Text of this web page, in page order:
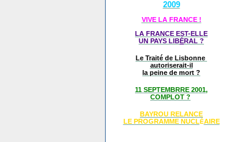
2009
VIVE LA FRANCE !
LA FRANCE EST-ELLE
UN PAYS LIBÉRAL ?
Le Traité de Lisbonne
autoriserait-il
la peine de mort ?
11 SEPTEMBRRE 2001,
COMPLOT ?
BAYROU RELANCE
LE PROGRAMME NUCLÉAIRE